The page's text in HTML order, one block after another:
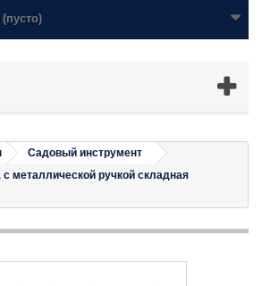
(пусто)
Садовый инструмент
с металлической ручкой складная